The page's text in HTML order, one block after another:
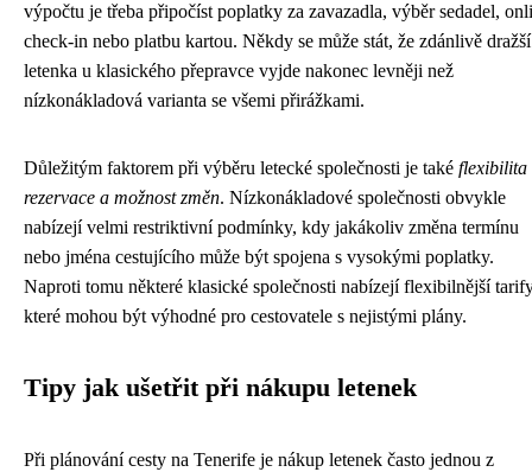
výpočtu je třeba připočíst poplatky za zavazadla, výběr sedadel,
check-in nebo platbu kartou. Někdy se může stát, že zdánlivě dražší
letenka u klasického přepravce vyjde nakonec levněji než
nízkonákladová varianta se všemi přirážkami.
Důležitým faktorem při výběru letecké společnosti je také flexibilita
rezervace a možnost změn. Nízkonákladové společnosti obvykle
nabízejí velmi restriktivní podmínky, kdy jakákoliv změna termínu
nebo jména cestujícího může být spojena s vysokými poplatky.
Naproti tomu některé klasické společnosti nabízejí flexibilnější
které mohou být výhodné pro cestovatele s nejistými plány.
Tipy jak ušetřit při nákupu letenek
Při plánování cesty na Tenerife je nákup letenek často jednou z